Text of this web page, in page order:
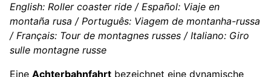
English: Roller coaster ride / Español: Viaje en
montaña rusa / Português: Viagem de montanha-russa
/ Français: Tour de montagnes russes / Italiano: Giro
sulle montagne russe
Eine Achterbahnfahrt bezeichnet eine dynamische